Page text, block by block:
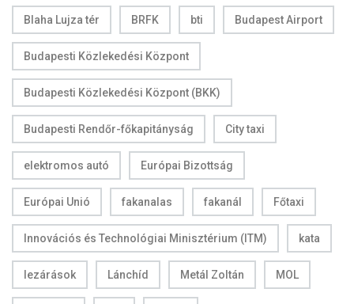
Blaha Lujza tér BRFK bti Budapest Airport
Budapesti Közlekedési Központ
Budapesti Közlekedési Központ (BKK)
Budapesti Rendőr-főkapitányság City taxi
elektromos autó Európai Bizottság
Európai Unió fakanalas fakanál Főtaxi
Innovációs és Technológiai Minisztérium (ITM) kata
lezárások Lánchíd Metál Zoltán MOL